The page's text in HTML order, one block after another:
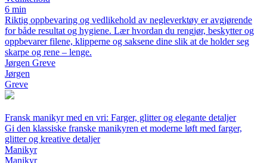
6 min
Riktig oppbevaring og vedlikehold av negleverktøy er avgjørende
for både resultat og hygiene. Lær hvordan du rengjør, beskytter og
oppbevarer filene, klipperne og saksene dine slik at de holder seg
skarpe og rene – lenge.
Jørgen Greve
Jørgen
Greve
Fransk manikyr med en vri: Farger, glitter og elegante detaljer
Gi den klassiske franske manikyren et moderne løft med farger,
glitter og kreative detaljer
Manikyr
Manikyr